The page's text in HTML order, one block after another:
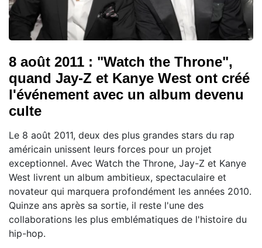
8 août 2011 : "Watch the Throne",
quand Jay-Z et Kanye West ont créé
l'événement avec un album devenu
culte
Le 8 août 2011, deux des plus grandes stars du rap
américain unissent leurs forces pour un projet
exceptionnel. Avec Watch the Throne, Jay-Z et Kanye
West livrent un album ambitieux, spectaculaire et
novateur qui marquera profondément les années 2010.
Quinze ans après sa sortie, il reste l'une des
collaborations les plus emblématiques de l'histoire du
hip-hop.